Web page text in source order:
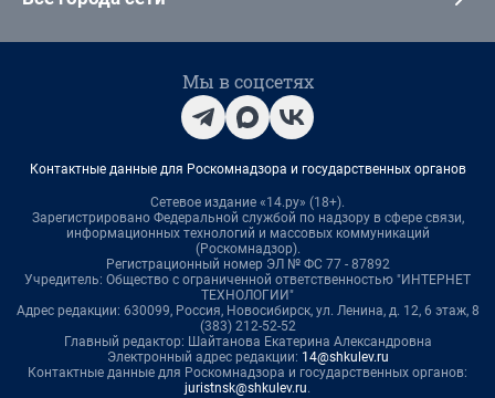
Мы в соцсетях
Контактные данные для Роскомнадзора и государственных органов
Сетевое издание «14.ру» (18+).
Зарегистрировано Федеральной службой по надзору в сфере связи,
информационных технологий и массовых коммуникаций
(Роскомнадзор).
Регистрационный номер ЭЛ № ФС 77 - 87892
Учредитель: Общество с ограниченной ответственностью "ИНТЕРНЕТ
ТЕХНОЛОГИИ"
Адрес редакции: 630099, Россия, Новосибирск, ул. Ленина, д. 12, 6 этаж, 8
(383) 212-52-52
Главный редактор: Шайтанова Екатерина Александровна
Электронный адрес редакции: 14@shkulev.ru
Контактные данные для Роскомнадзора и государственных органов:
juristnsk@shkulev.ru.